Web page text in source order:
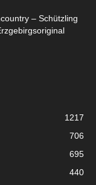
– Schützling
1217
706
695
440